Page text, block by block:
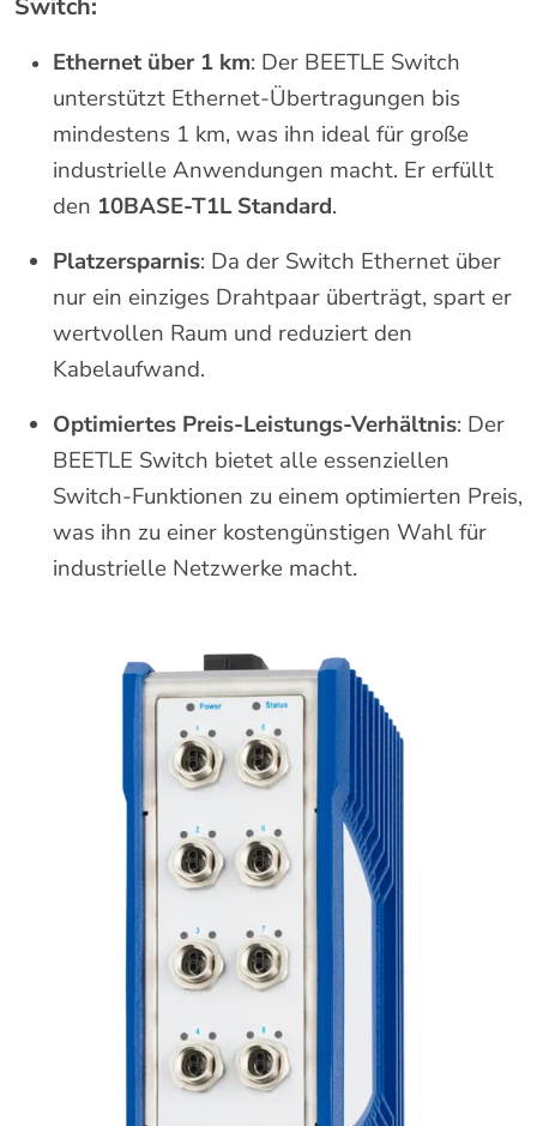
Ethernet über 1 km: Der BEETLE Switch
unterstützt Ethernet-Übertragungen bis
mindestens 1 km, was ihn ideal für große
industrielle Anwendungen macht. Er erfüllt
den 10BASE-T1L Standard.
Platzersparnis: Da der Switch Ethernet über
nur ein einziges Drahtpaar überträgt, spart er
wertvollen Raum und reduziert den
Kabelaufwand.
Optimiertes Preis-Leistungs-Verhältnis: Der
BEETLE Switch bietet alle essenziellen
Switch-Funktionen zu einem optimierten Preis,
was ihn zu einer kostengünstigen Wahl für
industrielle Netzwerke macht.